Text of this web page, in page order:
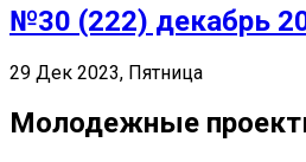
№30 (222) декабрь
29 Дек 2023, Пятница
Молодежные